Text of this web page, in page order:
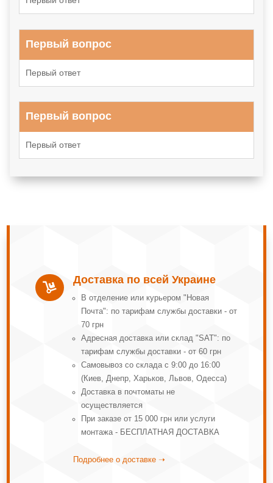
Первый вопрос
Первый ответ
Первый вопрос
Первый ответ

Доставка по всей Украине
В отделение или курьером "Новая
Почта": по тарифам службы доставки - от
70 грн
Адресная доставка или склад "SAT": по
тарифам службы доставки - от 60 грн
Самовывоз со склада с 9:00 до 16:00
(Киев, Днепр, Харьков, Львов, Одесса)
Доставка в почтоматы не
осуществляется
При заказе от 15 000 грн или услуги
монтажа - БЕСПЛАТНАЯ ДОСТАВКА
Подробнее о доставке ➝